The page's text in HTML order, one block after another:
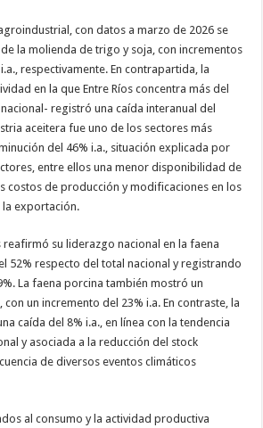
con datos a marzo de 2026 se
la molienda de trigo y soja, con incrementos
respectivamente. En contrapartida, la
en la que Entre Ríos concentra más del
registró una caída interanual del
aceitera fue uno de los sectores más
del 46% i.a., situación explicada por
entre ellos una menor disponibilidad de
costos de producción y modificaciones en los
la exportación.
reafirmó su liderazgo nacional en la faena
52% respecto del total nacional y registrando
La faena porcina también mostró un
un incremento del 23% i.a. En contraste, la
caída del 8% i.a., en línea con la tendencia
y asociada a la reducción del stock
de diversos eventos climáticos
al consumo y la actividad productiva